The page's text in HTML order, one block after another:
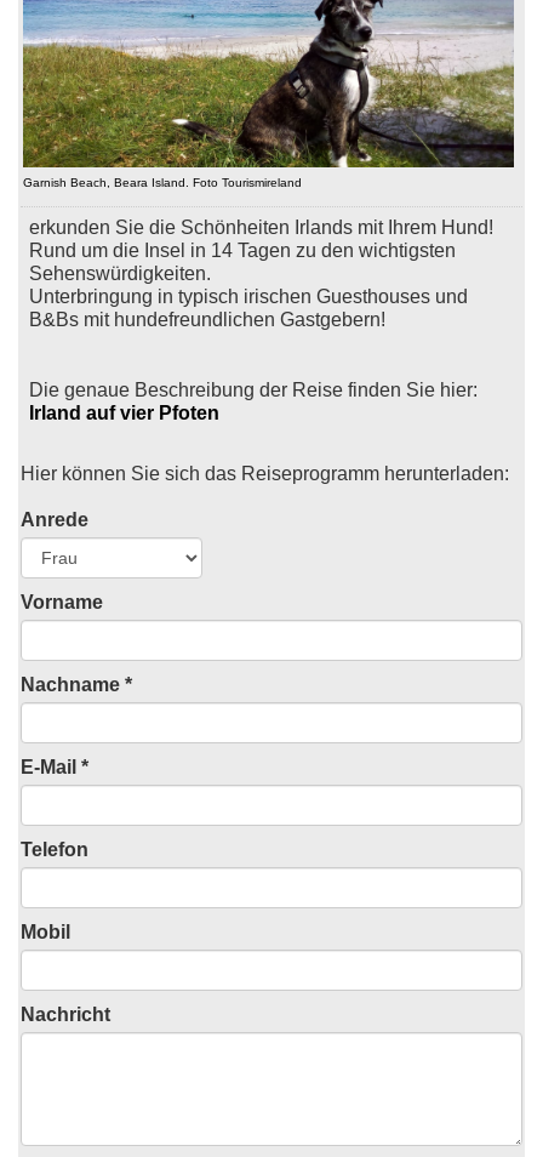
Garnish Beach, Beara Island. Foto Tourismireland
erkunden Sie die Schönheiten Irlands mit Ihrem Hund!
Rund um die Insel in 14 Tagen zu den wichtigsten
Sehenswürdigkeiten.
Unterbringung in typisch irischen Guesthouses und
B&Bs mit hundefreundlichen Gastgebern!
Die genaue Beschreibung der Reise finden Sie hier:
Irland auf vier Pfoten
Hier können Sie sich das Reiseprogramm herunterladen:
Anrede
Vorname
Nachname *
E-Mail *
Telefon
Mobil
Nachricht